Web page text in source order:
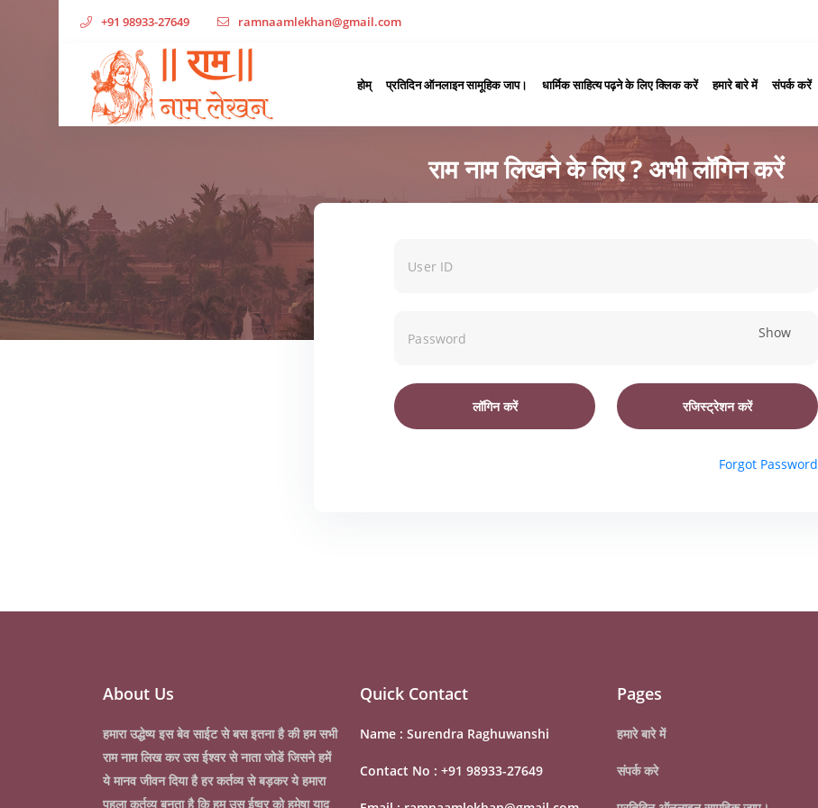
+91 98933-27649 ramnaamlekhan@gmail.com
होम्‌ प्रतिदिन ऑनलाइन सामूहिक जाप। धार्मिक साहित्य पढ़ने के लिए क्लिक करें हमारे बारे में संपर्क करें
राम नाम लिखने के लिए ? अभी लॉगिन करें
Show
लॉगिन करें रजिस्ट्रेशन करें
Forgot Password
About Us
हमारा उद्धेष्य इस बेव साईट से बस इतना है की हम सभी
राम नाम लिख कर उस ईश्वर से नाता जोडें जिसने हमें
ये मानव जीवन दिया है हर कर्तव्य से बड़कर ये हमारा
पहला कर्तव्य बनता है कि हम उस ईष्वर को हमेषा याद
Quick Contact
Name : Surendra Raghuwanshi
Contact No : +91 98933-27649
Pages
हमारे बारे में
संपर्क करे